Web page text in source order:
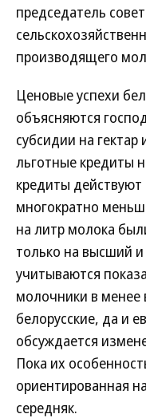
председатель
производящего
Ценовые успехи
объясняются
субсидии на
льготные кредиты
кредиты действуют
многократно
на литр молока
только на высший
учитываются
молочники в менее
белорусские, да и
обсуждается
Пока их
ориентированная
середняк.